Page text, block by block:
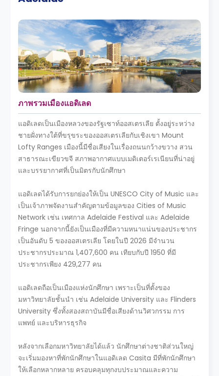
ภาพรวมเมืองแอดิเลด
แอดิเลดเป็นเมืองหลวงของรัฐเซาท์ออสเตรเลีย ตั้งอยู่ระหว่าง
ชายฝั่งทางใต้ที่ขรุขระของออสเตรเลียกับเชิงเขา Mount
Lofty Ranges เมืองนี้มีชื่อเสียงในเรื่องถนนกว้างขวาง สวน
สาธารณะเขียวขจี สภาพอากาศแบบเมดิเตอร์เรเนียนที่น่าอยู่
และบรรยากาศที่เป็นมิตรกับนักศึกษา
แอดิเลดได้รับการยกย่องให้เป็น UNESCO City of Music และ
เป็นเจ้าภาพจัดงานสำคัญตามข้อมูลของ Cities of Music
Network เช่น เทศกาล Adelaide Festival และ Adelaide
Fringe นอกจากนี้ยังเป็นเมืองที่มีความหนาแน่นของประชากร
เป็นอันดับ 5 ของออสเตรเลีย โดยในปี 2026 มีจำนวน
ประชากรประมาณ 1,407,600 คน เทียบกับปี 1950 ที่มี
ประชากรเพียง 429,277 คน
แอดิเลดถือเป็นเมืองแห่งนักศึกษา เพราะเป็นที่ตั้งของ
มหาวิทยาลัยชั้นนำ เช่น Adelaide University และ Flinders
University ซึ่งทั้งสองสถาบันมีชื่อเสียงด้านวิศวกรรม การ
แพทย์ และบริหารธุรกิจ
หลังจากเลือกมหาวิทยาลัยได้แล้ว นักศึกษาต่างชาติส่วนใหญ่
จะเริ่มมองหาที่พักนักศึกษาในแอดิเลด Casita มีที่พักนักศึกษา
ให้เลือกหลากหลาย ครอบคลุมทุกงบประมาณและความ